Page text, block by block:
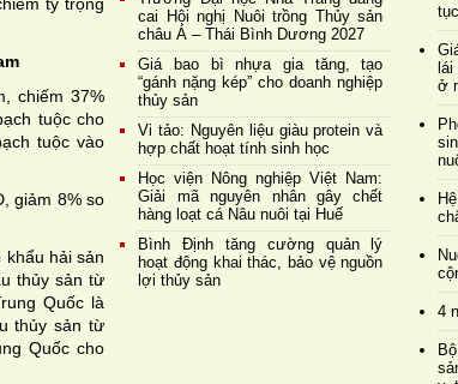
chiếm 37%
tuộc cho
tuộc vào
giảm 8% so
khẩu hải sản
thủy sản từ
Quốc là
thủy sản từ
Quốc cho
cai Hội nghị Nuôi trồng Thủy sản
châu Á – Thái Bình Dương 2027
Giá bao bì nhựa gia tăng, tạo
“gánh nặng kép” cho doanh nghiệp
thủy sản
Vi tảo: Nguyên liệu giàu protein và
hợp chất hoạt tính sinh học
Học viện Nông nghiệp Việt Nam:
Giải mã nguyên nhân gây chết
hàng loạt cá Nâu nuôi tại Huế
Bình Định tăng cường quản lý
hoạt động khai thác, bảo vệ nguồn
lợi thủy sản
ở
4